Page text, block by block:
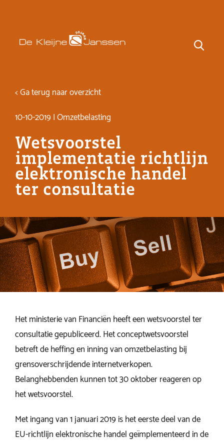
< Ga terug naar overzicht
10-10-2019 | Omzetbelasting
Wetsvoorstel
implementatie richtlijn
elektronische handel
ter consultatie
Het ministerie van Financiën heeft een wetsvoorstel ter
consultatie gepubliceerd. Het conceptwetsvoorstel
betreft de heffing en inning van omzetbelasting bij
grensoverschrijdende internetverkopen.
Belanghebbenden kunnen tot 30 oktober reageren op
het wetsvoorstel.
Met ingang van 1 januari 2019 is het eerste deel van de
EU-richtlijn elektronische handel geïmplementeerd in de